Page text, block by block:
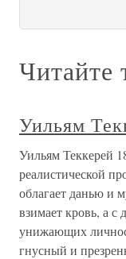
Читайте
Уильям
Уильям Теккерей
реалистической
облагает данью и
взимает кровь, а
унижающих
гнусный и